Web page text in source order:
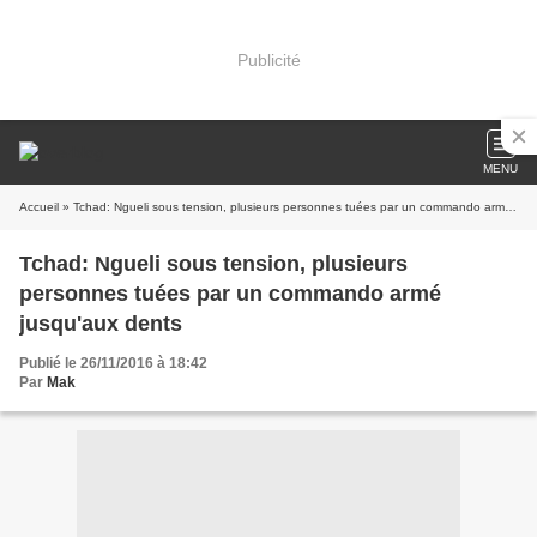
Publicité
MENU
Accueil » Tchad: Ngueli sous tension, plusieurs personnes tuées par un commando armé jusqu'aux dents
Tchad: Ngueli sous tension, plusieurs
personnes tuées par un commando armé
jusqu'aux dents
Publié le 26/11/2016 à 18:42
Par Mak